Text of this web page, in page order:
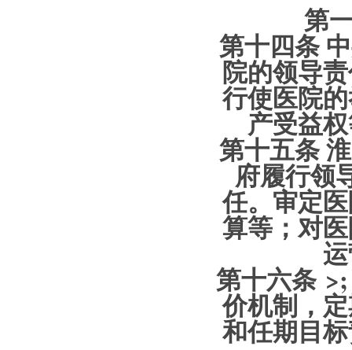
第
第十四条
院的领导
行使医院
产受益
第十五条
府履行领
任。审定
算等；对
第十六条
价机制，
和任期目